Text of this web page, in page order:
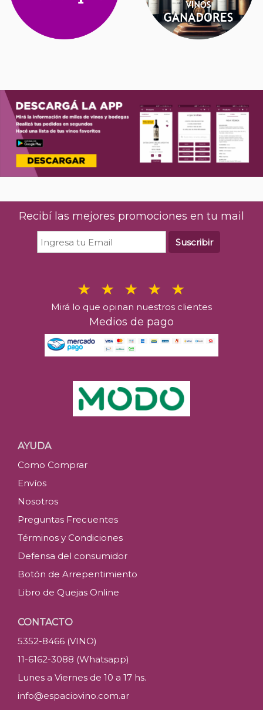
Recibí las mejores promociones en tu mail
Suscribir
Mirá lo que opinan nuestros clientes
Medios de pago
AYUDA
Como Comprar
Envíos
Nosotros
Preguntas Frecuentes
Términos y Condiciones
Defensa del consumidor
Botón de Arrepentimiento
Libro de Quejas Online
CONTACTO
5352-8466 (VINO)
11-6162-3088 (Whatsapp)
Lunes a Viernes de 10 a 17 hs.
info@espaciovino.com.ar